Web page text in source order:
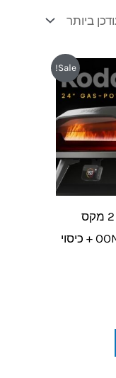
Sale!
טאבון אוני קודה 2 מקס
OONI KODA 2 MAX + כיסוי